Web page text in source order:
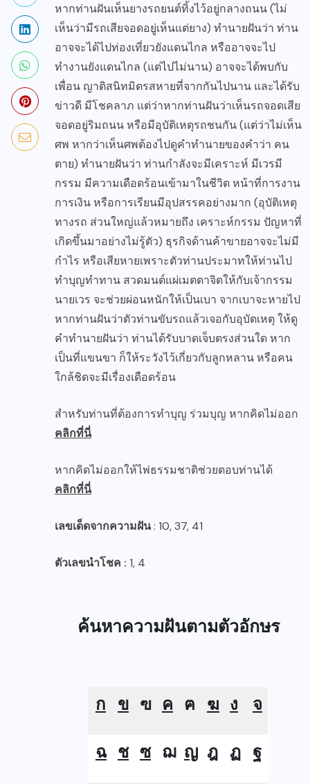
หากท่านฝันเห็นยางรถยนต์ทิ้งไว้อยู่กลางถนน (ไม่
เห็นว่ามีรถเสียจอดอยู่เห็นแต่ยาง) ทำนายฝันว่า ท่าน
อาจจะได้ไปท่องเที่ยวยังแดนไกล หรืออาจจะไป
ทำงานยังแดนไกล (แต่ไปไม่นาน) อาจจะได้พบกับ
เพื่อน ญาติสนิทมิตรสหายที่จากกันไปนาน และได้รับ
ข่าวดี มีโชคลาภ แต่ว่าหากท่านฝันว่าเห็นรถจอดเสีย
จอดอยู่ริมถนน หรือมีอุบัติเหตุรถชนกัน (แต่ว่าไม่เห็น
ศพ หากว่าเห็นศพต้องไปดูคำทำนายของคำว่า คน
ตาย) ทำนายฝันว่า ท่านกำลังจะมีเคราะห์ มีเวรมี
กรรม มีความเดือดร้อนเข้ามาในชีวิต หน้าที่การงาน
การเงิน หรือการเรียนมีอุปสรรคอย่างมาก (อุบัติเหตุ
ทางรถ ส่วนใหญ่แล้วหมายถึง เคราะห์กรรม ปัญหาที่
เกิดขึ้นมาอย่างไม่รู้ตัว) ธุรกิจด้านค้าขายอาจจะไม่มี
กำไร หรือเสียหายเพราะตัวท่านประมาทให้ท่านไป
ทำบุญทำทาน สวดมนต์แผ่เมตตาจิตให้กับเจ้ากรรม
นายเวร จะช่วยผ่อนหนักให้เป็นเบา จากเบาจะหายไป
หากท่านฝันว่าตัวท่านขับรถแล้วเจอกับอุบัตเหตุ ให้ดู
คำทำนายฝันว่า ท่านได้รับบาดเจ็บตรงส่วนใด หาก
เป็นที่แขนขา ก็ให้ระวังไว้เกี่ยวกับลูกหลาน หรือคน
ใกล้ชิดจะมีเรื่องเดือดร้อน
สำหรับท่านที่ต้องการทำบุญ ร่วมบุญ หากคิดไม่ออก
คลิกที่นี่
หากคิดไม่ออกให้ไพ่ธรรมชาติช่วยตอบท่านได้
คลิกที่นี่
เลขเด็ดจากความฝัน: 10, 37, 41
ตัวเลขนำโชค : 1, 4
ค้นหาความฝันตามตัวอักษร
ก ข ฃ ค ฅ ฆ ง จ
ฉ ช ซ ฌ ญ ฎ ฏ ฐ